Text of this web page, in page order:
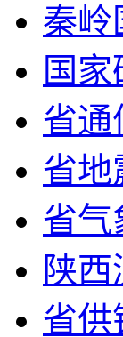
秦岭
国
省通
省地
省气
陕
省供